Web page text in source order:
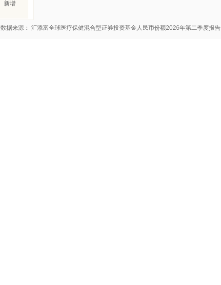
新增
数据来源： 汇添富全球医疗保健混合型证券投资基金人民币份额2026年第二季度报告